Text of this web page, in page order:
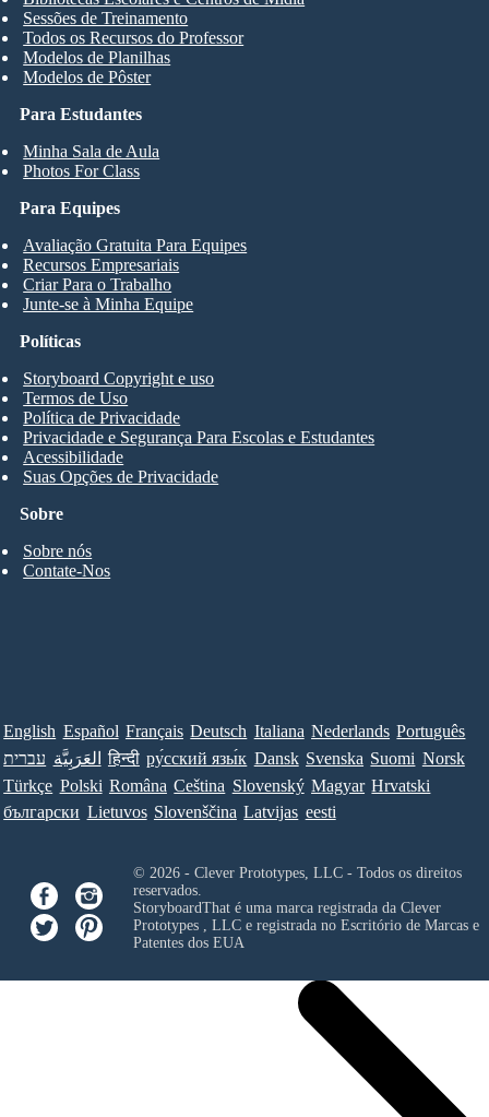
Para Estudantes
Minha Sala de Aula
Photos For Class
Sessões de Treinamento
Todos os Recursos do Professor
Modelos de Planilhas
Modelos de Pôster
Para Equipes
Avaliação Gratuita Para Equipes
Recursos Empresariais
Criar Para o Trabalho
Junte-se à Minha Equipe
Sobre
Sobre nós
Contate-Nos
Políticas
Storyboard Copyright e uso
Termos de Uso
Política de Privacidade
Privacidade e Segurança Para Escolas e Estudantes
Acessibilidade
Suas Opções de Privacidade
English Español Français Deutsch Italiana Nederlands Português
עברית العَرَبِيَّة हिन्दी ру́сский язы́к Dansk Svenska Suomi Norsk
Türkçe Polski Româna Ceština Slovenský Magyar Hrvatski
български Lietuvos Slovenščina Latvijas eesti
© 2026 - Clever Prototypes, LLC - Todos os direitos
reservados.
StoryboardThat é uma marca registrada da Clever
Prototypes , LLCe registrada no Escritório de Marcas e
Patentes dos EUA